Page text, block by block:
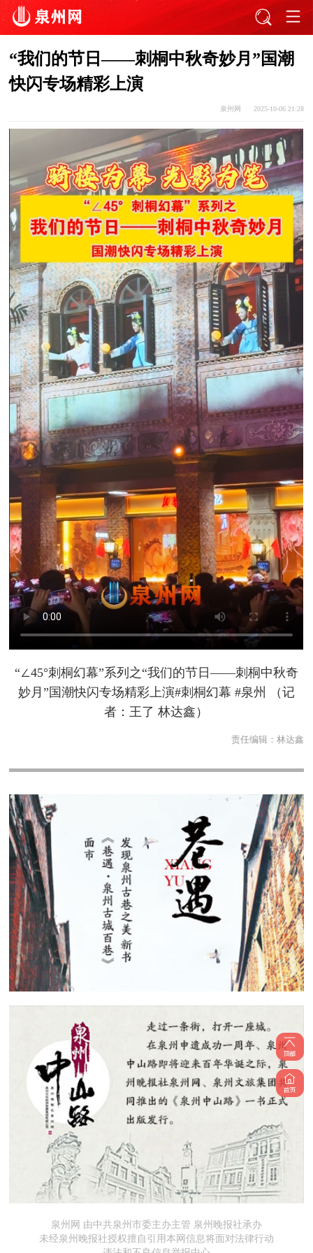
“我们的节日——刺桐中秋奇妙月”国潮
快闪专场精彩上演
泉州网 2025-10-06 21:28
“∠45°刺桐幻幕”系列之“我们的节日——刺桐中秋奇
妙月”国潮快闪专场精彩上演#刺桐幻幕 #泉州 （记
者：王了 林达鑫）
责任编辑： 林达鑫
泉州网 由中共泉州市委主办主管 泉州晚报社承办
未经泉州晚报社授权擅自引用本网信息将面对法律行动